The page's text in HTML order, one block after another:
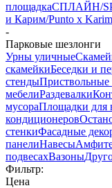
площадкаСПЛАЙН/
и Карим/Punto x Karim
-
Парковые шезлонги
Урны уличные
скамейкиБеседки и
стендыПриствольные
мебелиРаздевалки
мусораПлощадки для
кондиционеров
стенкиФасадные
панелиНавесы
подвесахВазоны
Фильтр:
Цена